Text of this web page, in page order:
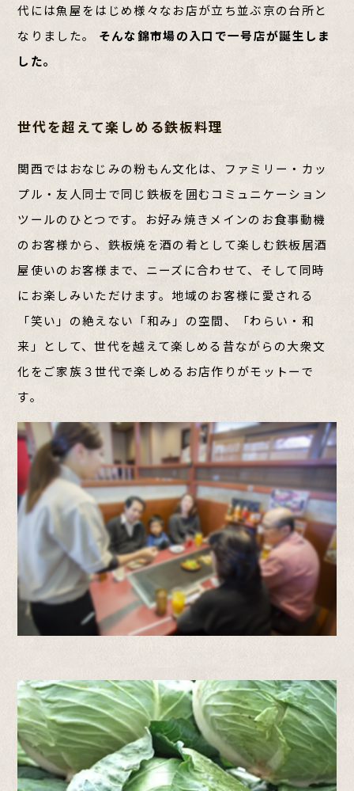
代には魚屋をはじめ様々なお店が立ち並ぶ京の台所と
なりました。 そんな錦市場の入口で一号店が誕生しま
した。
世代を超えて楽しめる鉄板料理
関西ではおなじみの粉もん文化は、ファミリー・カッ
プル・友人同士で同じ鉄板を囲むコミュニケーション
ツールのひとつです。お好み焼きメインのお食事動機
のお客様から、鉄板焼を酒の肴として楽しむ鉄板居酒
屋使いのお客様まで、ニーズに合わせて、そして同時
にお楽しみいただけます。地域のお客様に愛される
「笑い」の絶えない「和み」の空間、「わらい・和
来」として、世代を越えて楽しめる昔ながらの大衆文
化をご家族３世代で楽しめるお店作りがモットーで
す。